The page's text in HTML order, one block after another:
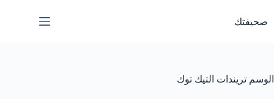
المحتوى
صحيفتك
الوسم تريندات التيك توك